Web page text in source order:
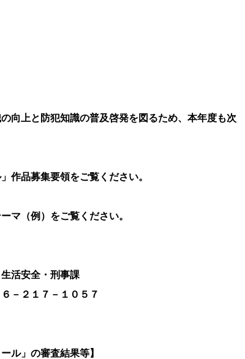
上と防犯知識の普及啓発を図るため、本年度も次
品募集要領をご覧ください。
（例）をご覧ください。
安全・刑事課
２１７－１０５７
の審査結果等】